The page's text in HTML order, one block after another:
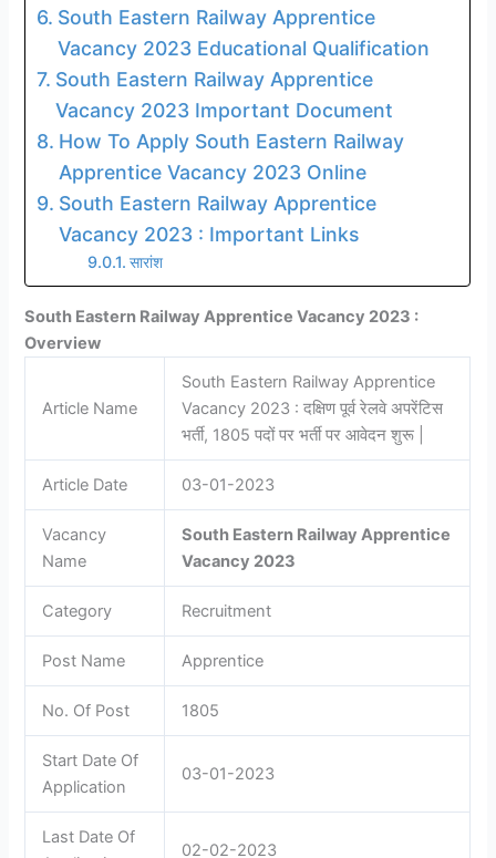
South Eastern Railway Apprentice
Vacancy 2023 Educational Qualification
South Eastern Railway Apprentice
Vacancy 2023 Important Document
How To Apply South Eastern Railway
Apprentice Vacancy 2023 Online
South Eastern Railway Apprentice
Vacancy 2023 : Important Links
सारांश
South Eastern Railway Apprentice Vacancy 2023 :
Overview
Article Name
South Eastern Railway Apprentice
Vacancy 2023 : दक्षिण पूर्व रेलवे अपरेंटिस
भर्ती, 1805 पदों पर भर्ती पर आवेदन शुरू |
Article Date 03-01-2023
Vacancy
Name
South Eastern Railway Apprentice
Vacancy 2023
Category Recruitment
Post Name Apprentice
No. Of Post 1805
Start Date Of
Application
03-01-2023
Last Date Of
02-02-2023